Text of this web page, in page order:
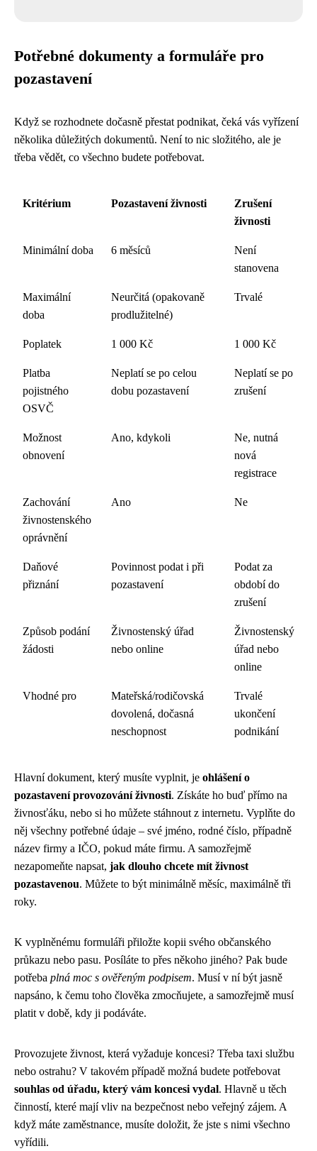
Potřebné dokumenty a formuláře pro
pozastavení
Když se rozhodnete dočasně přestat podnikat, čeká vás vyřízení
několika důležitých dokumentů. Není to nic složitého, ale je
třeba vědět, co všechno budete potřebovat.
Kritérium Pozastavení živnosti
Zrušení
živnosti
Minimální doba 6 měsíců
Není
stanovena
Maximální
doba
Neurčitá (opakovaně
prodlužitelné)
Trvalé
Poplatek 1 000 Kč 1 000 Kč
Platba
pojistného
OSVČ
Neplatí se po celou
dobu pozastavení
Neplatí se po
zrušení
Možnost
obnovení
Ano, kdykoli
Ne, nutná
nová
registrace
Zachování
živnostenského
oprávnění
Ano Ne
Daňové
přiznání
Povinnost podat i při
pozastavení
Podat za
období do
zrušení
Způsob podání
žádosti
Živnostenský úřad
nebo online
Živnostenský
úřad nebo
online
Vhodné pro
Mateřská/rodičovská
dovolená, dočasná
neschopnost
Trvalé
ukončení
podnikání
Hlavní dokument, který musíte vyplnit, je ohlášení o
pozastavení provozování živnosti. Získáte ho buď přímo na
živnosťáku, nebo si ho můžete stáhnout z internetu. Vyplňte do
něj všechny potřebné údaje – své jméno, rodné číslo, případně
název firmy a IČO, pokud máte firmu. A samozřejmě
nezapomeňte napsat, jak dlouho chcete mít živnost
pozastavenou. Můžete to být minimálně měsíc, maximálně tři
roky.
K vyplněnému formuláři přiložte kopii svého občanského
průkazu nebo pasu. Posíláte to přes někoho jiného? Pak bude
potřeba plná moc s ověřeným podpisem. Musí v ní být jasně
napsáno, k čemu toho člověka zmocňujete, a samozřejmě musí
platit v době, kdy ji podáváte.
Provozujete živnost, která vyžaduje koncesi? Třeba taxi službu
nebo ostrahu? V takovém případě možná budete potřebovat
souhlas od úřadu, který vám koncesi vydal. Hlavně u těch
činností, které mají vliv na bezpečnost nebo veřejný zájem. A
když máte zaměstnance, musíte doložit, že jste s nimi všechno
vyřídili.